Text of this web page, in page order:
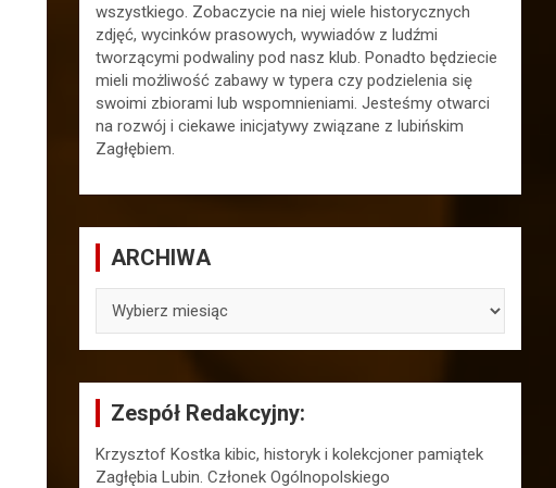
wszystkiego. Zobaczycie na niej wiele historycznych
zdjęć, wycinków prasowych, wywiadów z ludźmi
tworzącymi podwaliny pod nasz klub. Ponadto będziecie
mieli możliwość zabawy w typera czy podzielenia się
swoimi zbiorami lub wspomnieniami. Jesteśmy otwarci
na rozwój i ciekawe inicjatywy związane z lubińskim
Zagłębiem.
ARCHIWA
Zespół Redakcyjny:
Krzysztof Kostka kibic, historyk i kolekcjoner pamiątek
Zagłębia Lubin. Członek Ogólnopolskiego